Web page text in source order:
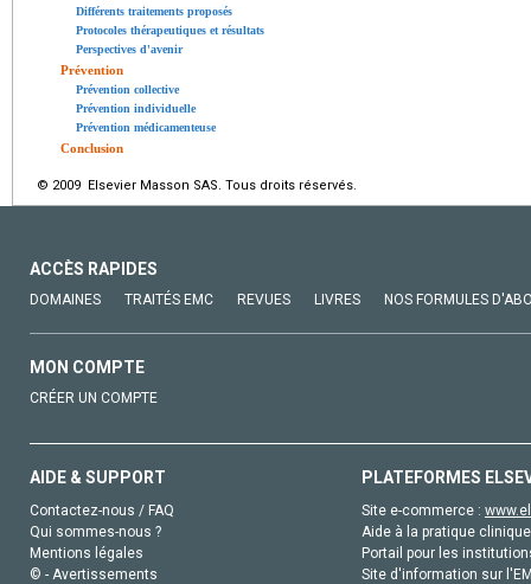
Différents traitements proposés
Protocoles thérapeutiques et résultats
Perspectives d'avenir
Prévention
Prévention collective
Prévention individuelle
Prévention médicamenteuse
Conclusion
© 2009 Elsevier Masson SAS. Tous droits réservés.
ACCÈS RAPIDES
DOMAINES TRAITÉS EMC REVUES LIVRES NOS FORMULES
MON COMPTE
CRÉER UN COMPTE
AIDE & SUPPORT
Contactez-nous / FAQ
Qui sommes-nous ?
Mentions légales
© - Avertissements
PLATEFORMES
Site e-commerce :
Aide à la pratique
Portail pour les
Site d'information sur